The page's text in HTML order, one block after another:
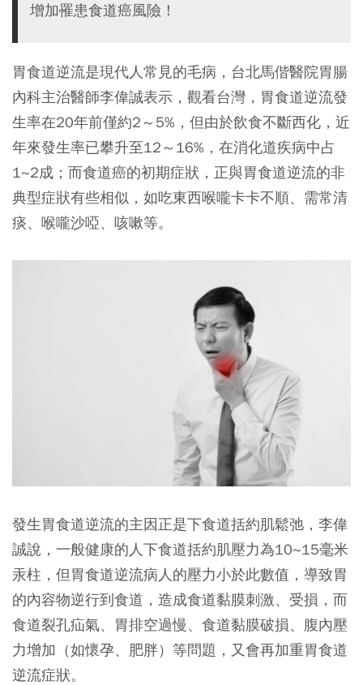
增加罹患食道癌風險！
胃食道逆流是現代人常見的毛病，台北馬偕醫院胃腸
內科主治醫師李偉誠表示，觀看台灣，胃食道逆流發
生率在20年前僅約2～5%，但由於飲食不斷西化，近
年來發生率已攀升至12～16%，在消化道疾病中占
1~2成；而食道癌的初期症狀，正與胃食道逆流的非
典型症狀有些相似，如吃東西喉嚨卡卡不順、需常清
痰、喉嚨沙啞、咳嗽等。
發生胃食道逆流的主因正是下食道括約肌鬆弛，李偉
誠說，一般健康的人下食道括約肌壓力為10~15毫米
汞柱，但胃食道逆流病人的壓力小於此數值，導致胃
的內容物逆行到食道，造成食道黏膜刺激、受損，而
食道裂孔疝氣、胃排空過慢、食道黏膜破損、腹內壓
力增加（如懷孕、肥胖）等問題，又會再加重胃食道
逆流症狀。